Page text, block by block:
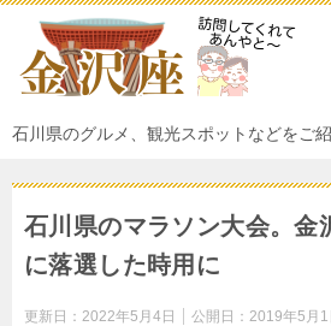
石川県のグルメ、観光スポットなどをご
石川県のマラソン大会。金
に落選した時用に
更新日： 2022年5月4日 公開日： 2019年5月1